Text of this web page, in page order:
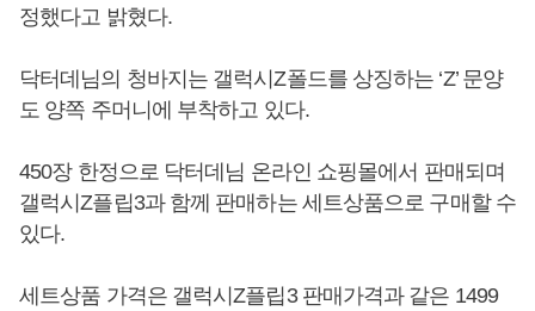
정했다고 밝혔다.
닥터데님의 청바지는 갤럭시Z폴드를 상징하는 ‘Z’ 문양
도 양쪽 주머니에 부착하고 있다.
450장 한정으로 닥터데님 온라인 쇼핑몰에서 판매되며
갤럭시Z플립3과 함께 판매하는 세트상품으로 구매할 수
있다.
세트상품 가격은 갤럭시Z플립3 판매가격과 같은 1499